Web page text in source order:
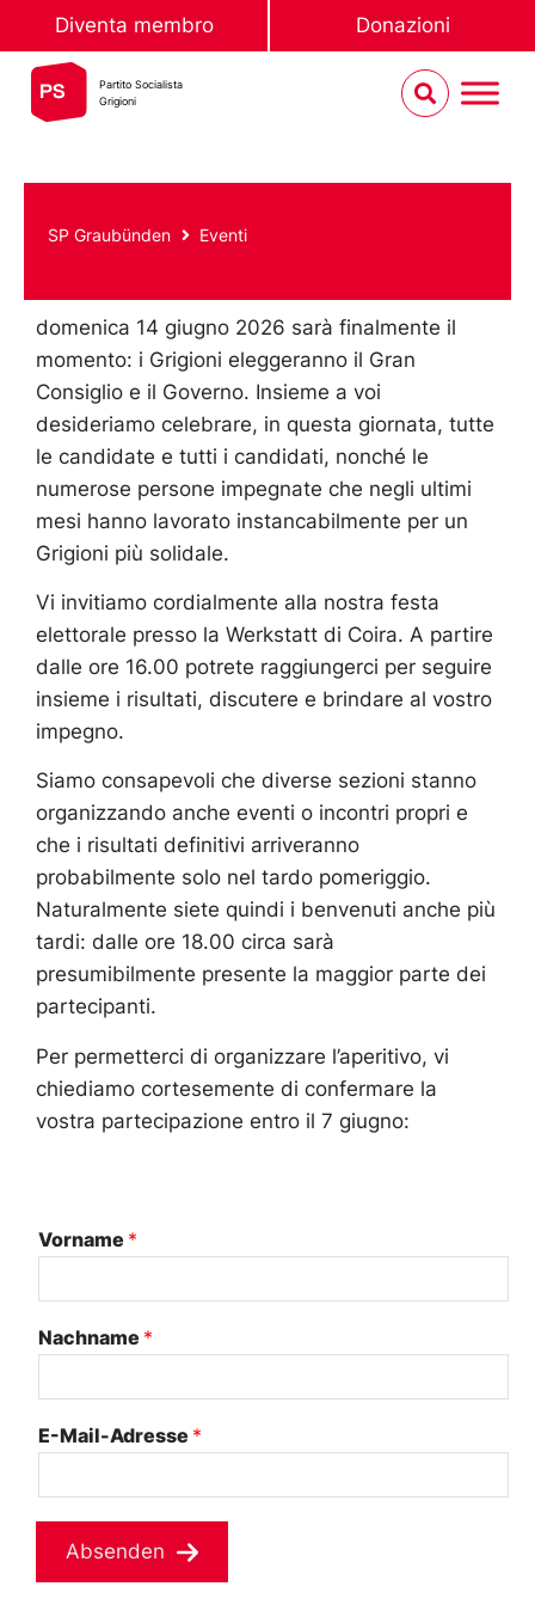
Diventa membro Donazioni
Partito Socialista
Grigioni
SP Graubünden Eventi
domenica 14 giugno 2026 sarà finalmente il
momento: i Grigioni eleggeranno il Gran
Consiglio e il Governo. Insieme a voi
desideriamo celebrare, in questa giornata, tutte
le candidate e tutti i candidati, nonché le
numerose persone impegnate che negli ultimi
mesi hanno lavorato instancabilmente per un
Grigioni più solidale.
Vi invitiamo cordialmente alla nostra festa
elettorale presso la Werkstatt di Coira. A partire
dalle ore 16.00 potrete raggiungerci per seguire
insieme i risultati, discutere e brindare al vostro
impegno.
Siamo consapevoli che diverse sezioni stanno
organizzando anche eventi o incontri propri e
che i risultati definitivi arriveranno
probabilmente solo nel tardo pomeriggio.
Naturalmente siete quindi i benvenuti anche più
tardi: dalle ore 18.00 circa sarà
presumibilmente presente la maggior parte dei
partecipanti.
Per permetterci di organizzare l’aperitivo, vi
chiediamo cortesemente di confermare la
vostra partecipazione entro il 7 giugno:
V
o
n
m
*
a
h
e
Vorname *
Nachname *
E-Mail-Adresse *
Absenden